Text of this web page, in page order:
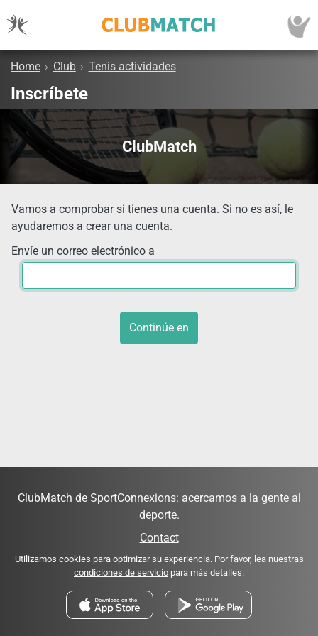
Home › Club › Tenis actividades
Inscríbete
ClubMatch
Vamos a comprobar si tienes una cuenta. Si no es así, le
ayudaremos a crear una cuenta.
Envíe un correo electrónico a
Continúe en
ClubMatch de SportConnexions: acercamos a la gente al
deporte.
Contact
Utilizamos cookies para optimizar su experiencia. Por favor, lea nuestras
condiciones de servicio para más detalles.